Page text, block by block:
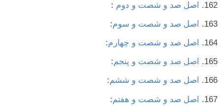
اصل صد و شصت و دوم
اصل صد و شصت و سوم:
اصل صد و شصت و چهارم:
اصل صد و شصت و پنجم:
اصل صد و شصت و ششم:
اصل صد و شصت و هفتم: